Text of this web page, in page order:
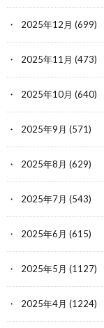
2025年12月 (699)
2025年11月 (473)
2025年10月 (640)
2025年9月 (571)
2025年8月 (629)
2025年7月 (543)
2025年6月 (615)
2025年5月 (1127)
2025年4月 (1224)